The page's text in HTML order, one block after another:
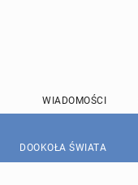
WIADOMOŚCI
DOOKOŁA ŚWIATA